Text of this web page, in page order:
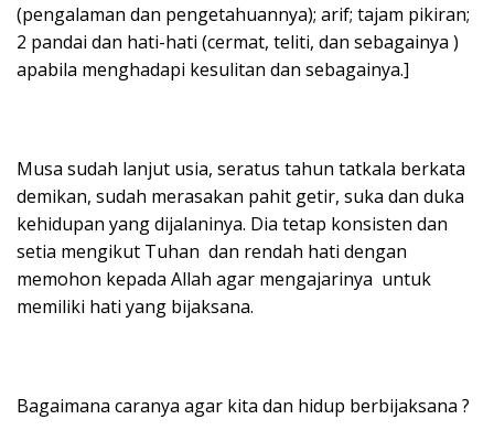
(pengalaman dan pengetahuannya); arif; tajam pikiran;
2 pandai dan hati-hati (cermat, teliti, dan sebagainya )
apabila menghadapi kesulitan dan sebagainya.]
Musa sudah lanjut usia, seratus tahun tatkala berkata
demikan, sudah merasakan pahit getir, suka dan duka
kehidupan yang dijalaninya. Dia tetap konsisten dan
setia mengikut Tuhan dan rendah hati dengan
memohon kepada Allah agar mengajarinya untuk
memiliki hati yang bijaksana.
Bagaimana caranya agar kita dan hidup berbijaksana ?